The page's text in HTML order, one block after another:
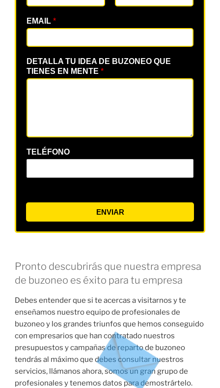
EMAIL *
DETALLA TU IDEA DE BUZONEO QUE
TIENES EN MENTE *
TELÉFONO
ENVIAR
Pronto descubrirás que nuestra empresa
de buzoneo es éxito para tu empresa
Debes entender que si te acercas a visitarnos y te
enseñamos nuestro equipo de profesionales de
buzoneo y los grandes triunfos que hemos conseguido
con empresarios que han contratado nuestros
presupuestos y campañas de reparto de buzoneo
tendrás al máximo que debes consultar nuestros
servicios, llámanos ahora, somos un gran grupo de
profesionales y tenemos datos para demostrártelo.